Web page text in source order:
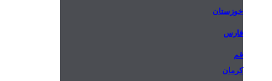
خوزستان
فارس
قم
کرمان